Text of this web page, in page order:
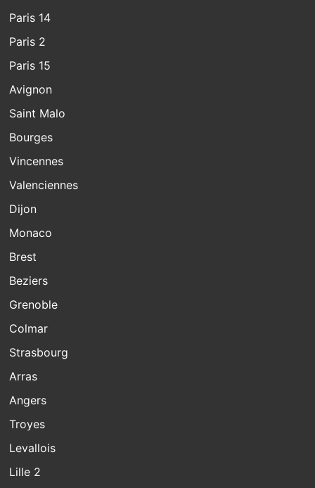
Paris 14
Paris 2
Paris 15
Avignon
Saint Malo
Bourges
Vincennes
Valenciennes
Dijon
Monaco
Brest
Beziers
Grenoble
Colmar
Strasbourg
Arras
Angers
Troyes
Levallois
Lille 2